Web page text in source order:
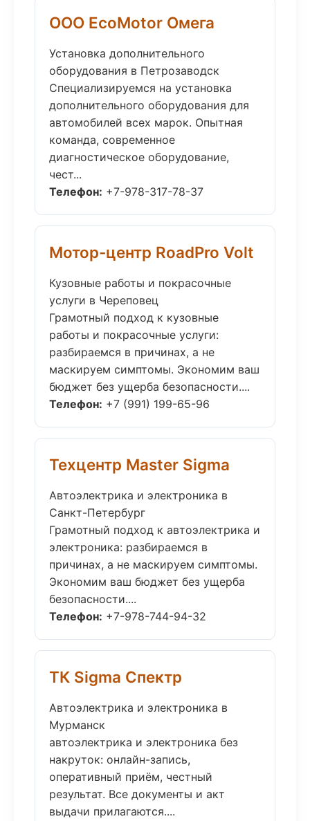
ООО EcoMotor Омега
Установка дополнительного
оборудования в Петрозаводск
Специализируемся на установка
дополнительного оборудования для
автомобилей всех марок. Опытная
команда, современное
диагностическое оборудование,
чест...
Телефон: +7-978-317-78-37
Мотор-центр RoadPro Volt
Кузовные работы и покрасочные
услуги в Череповец
Грамотный подход к кузовные
работы и покрасочные услуги:
разбираемся в причинах, а не
маскируем симптомы. Экономим ваш
бюджет без ущерба безопасности....
Телефон: +7 (991) 199-65-96
Техцентр Master Sigma
Автоэлектрика и электроника в
Санкт-Петербург
Грамотный подход к автоэлектрика и
электроника: разбираемся в
причинах, а не маскируем симптомы.
Экономим ваш бюджет без ущерба
безопасности....
Телефон: +7-978-744-94-32
ТК Sigma Спектр
Автоэлектрика и электроника в
Мурманск
автоэлектрика и электроника без
накруток: онлайн-запись,
оперативный приём, честный
результат. Все документы и акт
выдачи прилагаются....